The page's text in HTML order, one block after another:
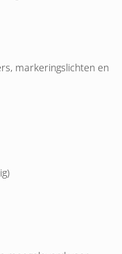
markeringslichten en